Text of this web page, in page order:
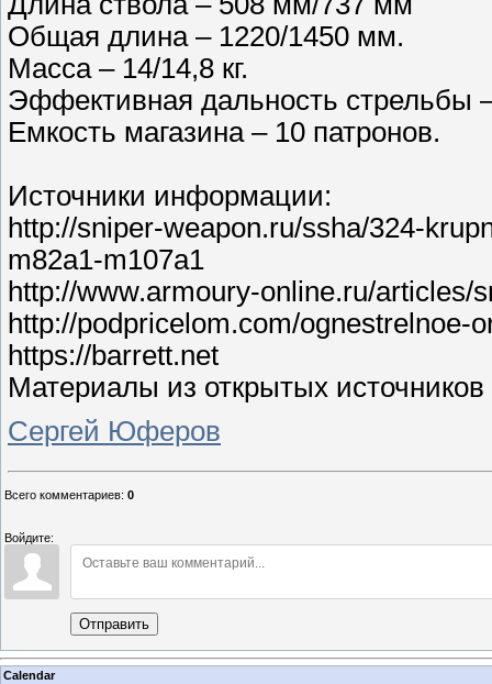
Общая длина – 1220/1450 мм.
Масса – 14/14,8 кг.
Эффективная дальность стрельбы
Емкость магазина – 10 патронов.
Источники информации:
http://sniper-weapon.ru/ssha/324-
m82a1-m107a1
http://www.armoury-online.ru/articles/
http://podpricelom.com/ognestrelnoe-
https://barrett.net
Материалы из открытых источников
Сергей Юферов
Всего комментариев: 0
Войдите:
Отправить
Calendar